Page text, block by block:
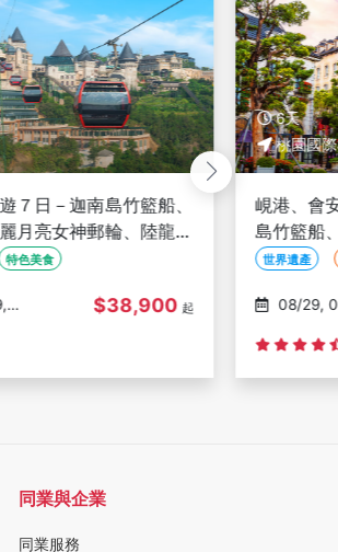
７日－迦南島竹籃船、
月亮女神郵輪、陸龍灣
店＜華航雙點含中段＞
特色美食
$38,900 起
6天
桃園國
峴港、會
島竹籃船
生猛龍蝦
世界遺產
同業與企業
同業服務